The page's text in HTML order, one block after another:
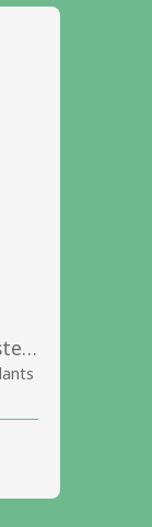
Morgan Rousseau & Christelle JAN